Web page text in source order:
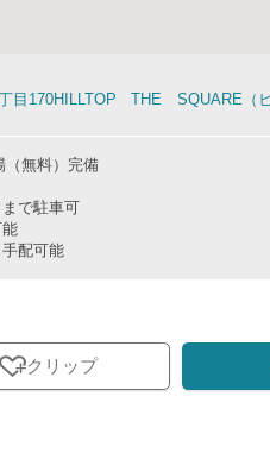
目170HILLTOP THE SQUARE（ヒ
（無料）完備
で駐車可
配可能
クリップ